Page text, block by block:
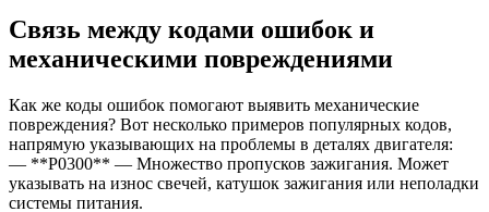
Связь между кодами ошибок и
механическими повреждениями
Как же коды ошибок помогают выявить механические
повреждения? Вот несколько примеров популярных кодов,
напрямую указывающих на проблемы в деталях двигателя:
— **P0300** — Множество пропусков зажигания. Может
указывать на износ свечей, катушок зажигания или неполадки
системы питания.